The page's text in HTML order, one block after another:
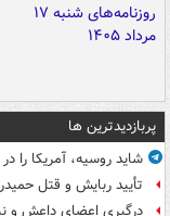
پربازدیدترین ها
شاید روسیه، آمریکا را
تأیید ربایش و قتل
درگیری اعضای داعش و